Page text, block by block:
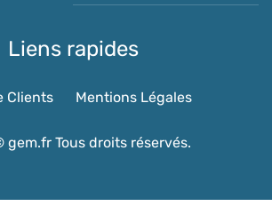
Liens rapides
Clients Mentions Légales
gem.fr Tous droits réservés.